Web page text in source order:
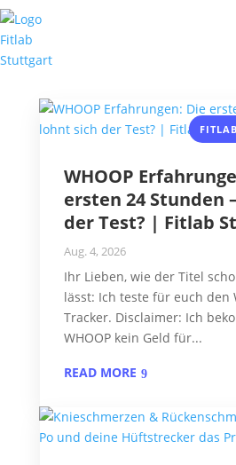
WHOOP
ersten 24 Stunden
der Test? | Fitlab
Aug. 4, 2026
Ihr Lieben, wie der Titel
lässt: Ich teste für euch den
Tracker. Disclaimer: Ich
WHOOP kein Geld für...
READ MORE